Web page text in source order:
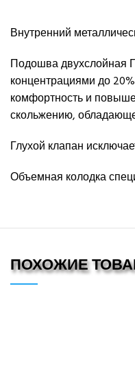
Внутренний
Подошва двухслойная
концентрациями до
комфортность и
скольжению,
Глухой клапан
Объемная колодка
ПОХОЖИЕ